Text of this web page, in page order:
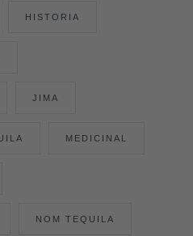
HISTORIA
JIMA
MEDICINAL
NOM TEQUILA